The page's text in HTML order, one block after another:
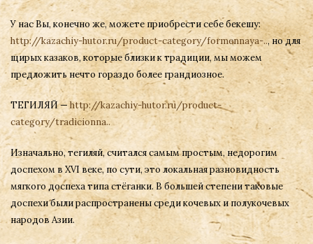
У нас Вы, конечно же, можете приобрести себе бекешу:
http://kazachiy-hutor.ru/product-category/formennaya-.., но для
щирых казаков, которые близки к традиции, мы можем
предложить нечто гораздо более грандиозное.
ТЕГИЛЯЙ —http://kazachiy-hutor.ru/product-
category/tradicionna..
Изначально, тегиляй, считался самым простым, недорогим
доспехом в XVI веке, по сути, это локальная разновидность
мягкого доспеха типа стёганки. В большей степени таковые
доспехи были распространены среди кочевых и полукочевых
народов Азии.